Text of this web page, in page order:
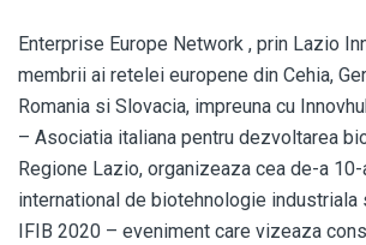
Enterprise Europe Network , prin Lazio
membrii ai retelei europene din Cehia,
Romania si Slovacia, impreuna cu
– Asociatia italiana pentru dezvoltarea
Regione Lazio, organizeaza cea de-a 10-
international de biotehnologie
IFIB 2020 – eveniment care vizeaza